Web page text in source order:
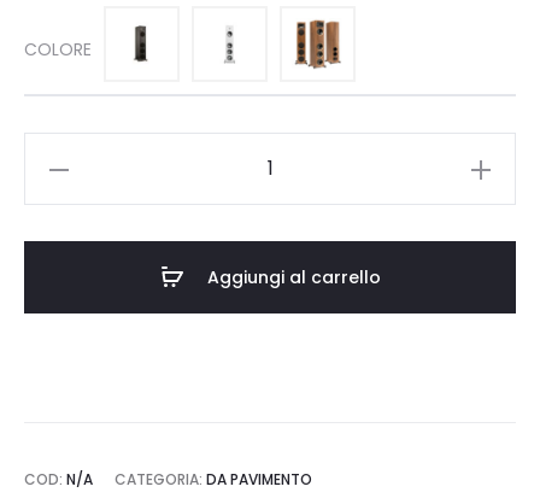
era:
€1.990,00.
€1.499,00.
COLORE
Aggiungi al carrello
COD: N/A CATEGORIA: DA PAVIMENTO